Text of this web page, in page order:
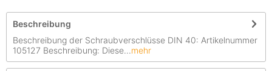
Beschreibung
Beschreibung der Schraubverschlüsse DIN 40: Artikelnummer
105127 Beschreibung: Diese...mehr